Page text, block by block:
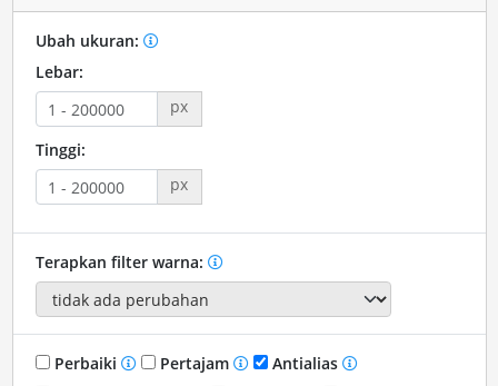
Ubah ukuran:
Lebar:
px
Tinggi:
px
Terapkan filter warna:
Perbaiki Pertajam
Antialias